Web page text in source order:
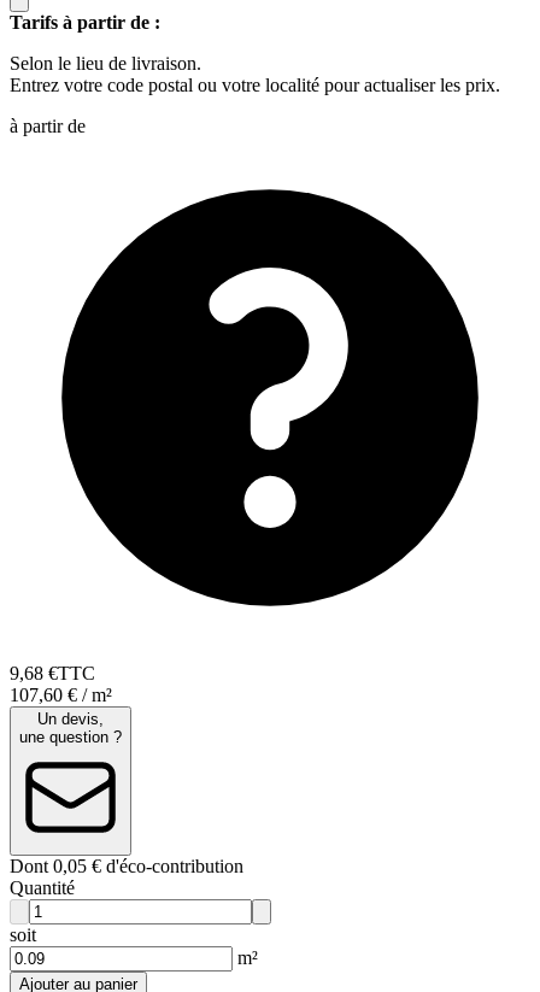
Tarifs à partir de :
Selon le lieu de livraison.
Entrez votre code postal ou votre localité pour actualiser les prix.
à partir de
9,68 €TTC
107,60 € / m²
Un devis,
une question ?
Dont 0,05 € d'éco-contribution
Quantité
soit
m²
Ajouter au panier